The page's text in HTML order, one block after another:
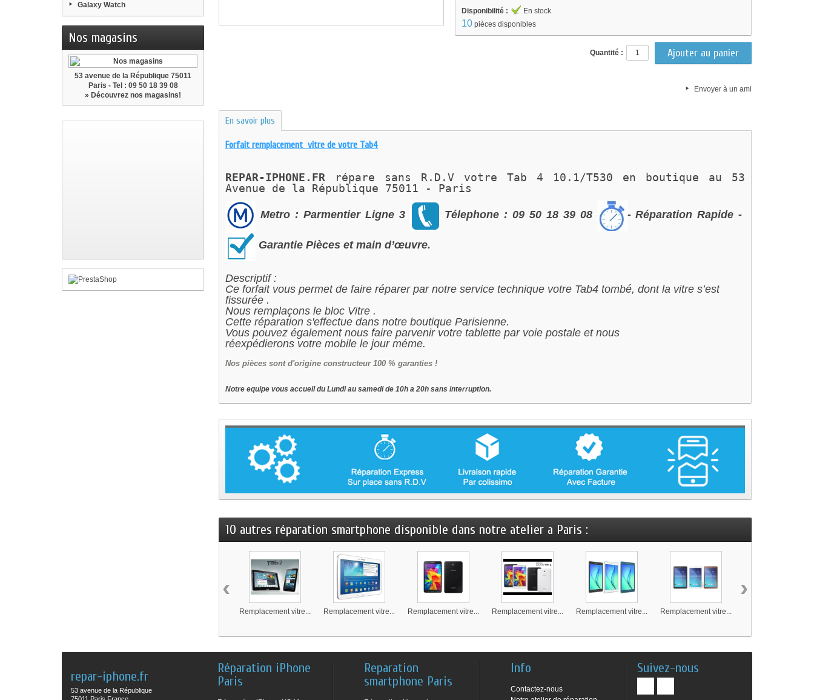
Galaxy Watch
Nos magasins
53 avenue de la République 75011
Paris - Tel : 09 50 18 39 08
» Découvrez nos magasins!
Disponibilité : En stock
10 pièces disponibles
Quantité :
Envoyer à un ami
En savoir plus
Forfait remplacement vitre de votre Tab4
REPAR-IPHONE.FR répare sans R.D.V votre Tab 4 10.1/T530 en boutique au 53
Avenue de la République 75011 - Paris
Metro : Parmentier Ligne 3 Télephone : 09 50 18 39 08 - Réparation Rapide -
Garantie Pièces et main d’œuvre.
Descriptif :
Ce forfait vous permet de faire réparer par notre service technique votre Tab4 tombé, dont la vitre s’est
fissurée .
Nous remplaçons le bloc Vitre .
Cette réparation s'effectue dans notre boutique Parisienne.
Vous pouvez également nous faire parvenir votre tablette par voie postale et nous
réexpédierons votre mobile le jour méme.
Nospièces sont d'origine constructeur 100 % garanties !
Notre equipe vous accueil du Lundi au samedi de 10h a 20h sans interruption.
10 autres réparation smartphone disponible dans notre atelier a Paris :
Remplacement vitre... Remplacement vitre... Remplacement vitre... Remplacement vitre... Remplacement vitre... Remplacement vitre...
‹ ›
repar-iphone.fr
53 avenue de la République
Réparation iPhone
Paris
Reparation
smartphone Paris
Info
Contactez-nous
Suivez-nous